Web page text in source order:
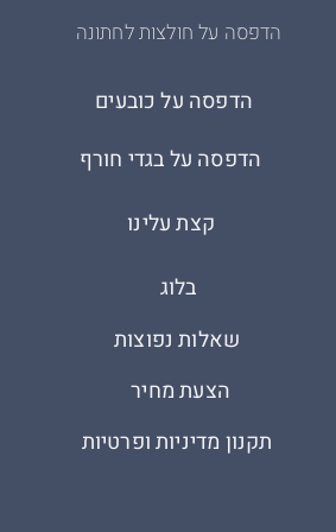
הדפסה על חולצות לחתונה
הדפסה על בגדי חורף
הדפסה על כובעים
קצת עלינו
הצעת מחיר
תקנון מדיניות ופרטיות
שאלות נפוצות
בלוג